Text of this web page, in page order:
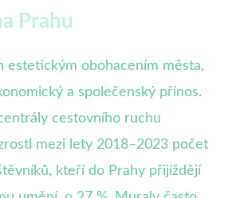
Prahu
estetickým obohacením města,
a společenský přínos.
cestovního ruchu
mezi lety 2018–2023 počet
kteří do Prahy přijíždějí